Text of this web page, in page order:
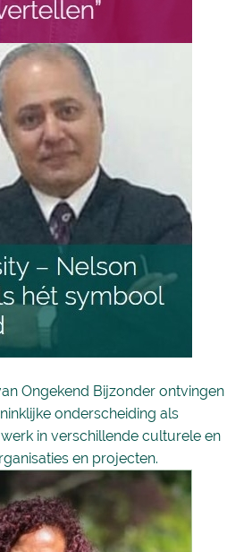
Ongekend Bijzonder ontvingen
onderscheiding als
in verschillende culturele en
en projecten.